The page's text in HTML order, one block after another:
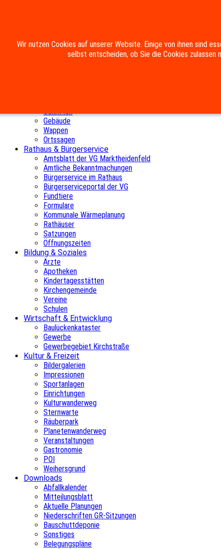
Home
Die Gemeinde
Schriften
Gebäude
Wappen
Ortssagen
Rathaus & Bürgerservice
Amtsblatt der VG Marktheidenfeld
Amtliche Bekanntmachungen
Bürgerservice im Rathaus
Bürgerserviceportal der VG
Fundtiere
Formulare
Kommunale Wärmeplanung
Rathäuser
Satzungen
Öffnungszeiten
Bildung & Soziales
Ärzte
Apotheken
Kindertagesstätten
Kirchengemeinde
Vereine
Schulen
Wirtschaft & Entwicklung
Baulückenkataster
Gewerbe
Gewerbegebiet Kirchstraße
Kultur & Freizeit
Bildergalerien
Impressionen
Sportanlagen
Einrichtungen
Kulturwanderweg
Sternwarte
Räuberpark
Planetenwanderweg
Veranstaltungen
Gastronomie
POI
Weihersgrund
Downloads
Abfallkalender
Mitteilungsblatt
Aktuelle Planungen
Niederschriften GR-Sitzungen
Bauschuttdeponie
Sonstiges
Belegungspläne
Wir nutzen Cookies auf unserer Website. Einige von ihnen sind
selbst entscheiden, ob Sie die Cookies